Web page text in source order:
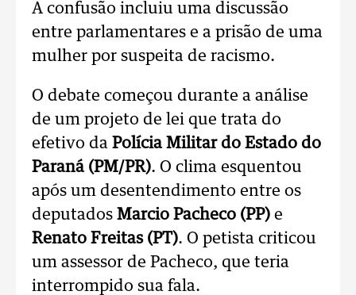
A confusão incluiu uma discussão
entre parlamentares e a prisão de uma
mulher por suspeita de racismo.
O debate começou durante a análise
de um projeto de lei que trata do
efetivo da Polícia Militar do Estado do
Paraná (PM/PR). O clima esquentou
após um desentendimento entre os
deputados Marcio Pacheco (PP) e
Renato Freitas (PT). O petista criticou
um assessor de Pacheco, que teria
interrompido sua fala.